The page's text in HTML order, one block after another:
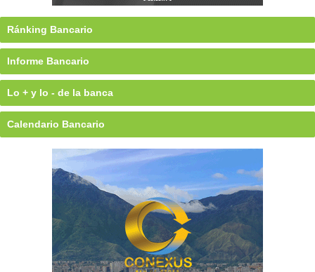
Ránking Bancario
Informe Bancario
Lo + y lo - de la banca
Calendario Bancario